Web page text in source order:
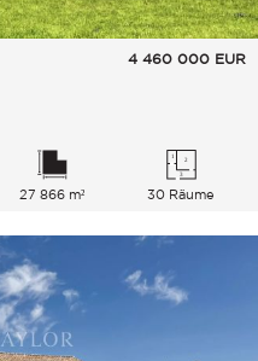
4 460 000 EUR
27 866 m² 30 Räume